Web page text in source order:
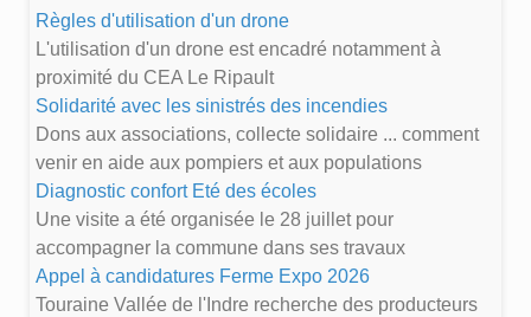
Règles d'utilisation d'un drone
L'utilisation d'un drone est encadré notamment à
proximité du CEA Le Ripault
Solidarité avec les sinistrés des incendies
Dons aux associations, collecte solidaire ... comment
venir en aide aux pompiers et aux populations
Diagnostic confort Eté des écoles
Une visite a été organisée le 28 juillet pour
accompagner la commune dans ses travaux
Appel à candidatures Ferme Expo 2026
Touraine Vallée de l'Indre recherche des producteurs